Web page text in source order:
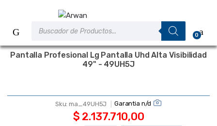
contenido
0
Pantalla Profesional Lg Pantalla Uhd Alta Visibilidad
49" - 49UH5J
Sku:ma_49UH5J Garantia n/d
$ 2.137.710,00